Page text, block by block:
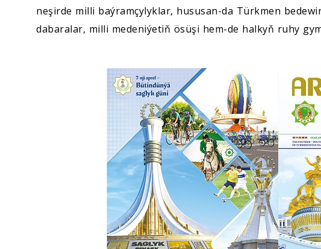
neşirde milli baýramçylyklar, hususan-da Türkmen
dabaralar, milli medeniýetiň ösüşi hem-de halkyň ruhy